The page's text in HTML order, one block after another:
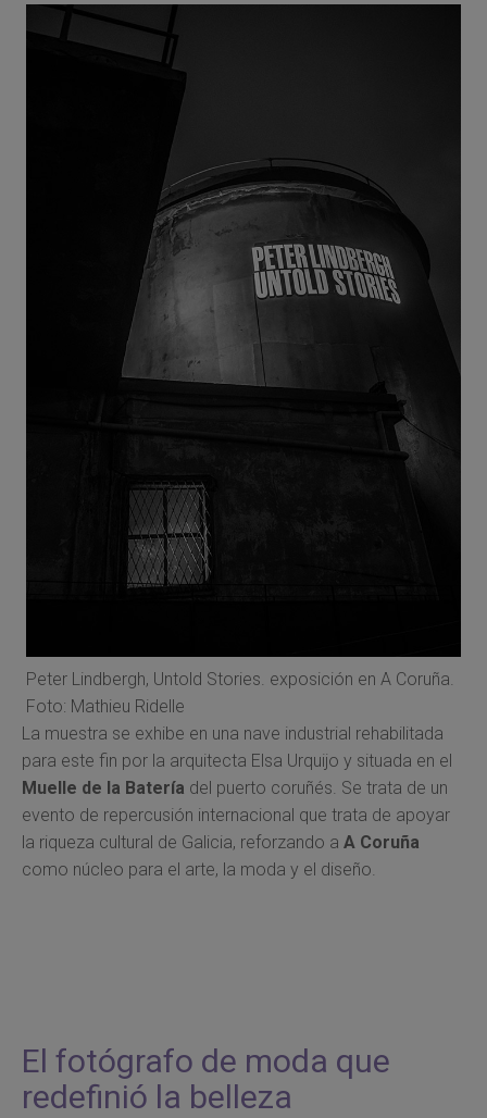
Peter Lindbergh, Untold Stories. exposición en A Coruña.
Foto: Mathieu Ridelle
La muestra se exhibe en una nave industrial rehabilitada
para este fin por la arquitecta Elsa Urquijo y situada en el
Muelle de la Batería del puerto coruñés. Se trata de un
evento de repercusión internacional que trata de apoyar
la riqueza cultural de Galicia, reforzando a A Coruña
como núcleo para el arte, la moda y el diseño.
El fotógrafo de moda que
redefinió la belleza